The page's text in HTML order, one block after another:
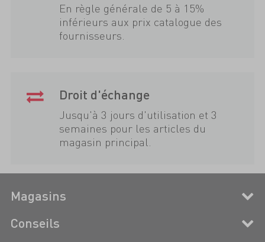
En règle générale de 5 à 15%
inférieurs aux prix catalogue des
fournisseurs.
Droit d'échange
Jusqu'à 3 jours d'utilisation et 3
semaines pour les articles du
magasin principal.
Magasins
Conseils